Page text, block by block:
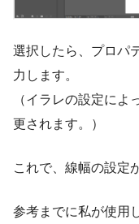
選択したら、プロパ
力します。
（イラレの設定に
更されます。）
これで、線幅の設定
参考までに私が使用